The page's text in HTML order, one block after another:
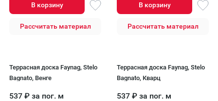
В корзину
Рассчитать материал
В корзину
Рассчитать материал
Террасная доска Faynag, Stelo
Bagnato, Венге
537 ₽ за пог. м
Террасная доска Faynag, Stelo
Bagnato, Кварц
537 ₽ за пог. м